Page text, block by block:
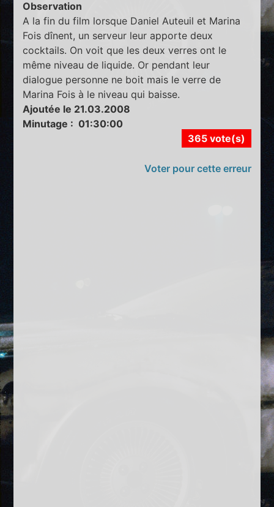
Observation
A la fin du film lorsque Daniel Auteuil et Marina
Fois dînent, un serveur leur apporte deux
cocktails. On voit que les deux verres ont le
même niveau de liquide. Or pendant leur
dialogue personne ne boit mais le verre de
Marina Fois à le niveau qui baisse.
Ajoutée le 21.03.2008
Minutage : 01:30:00
365 vote(s)
Voter pour cette erreur